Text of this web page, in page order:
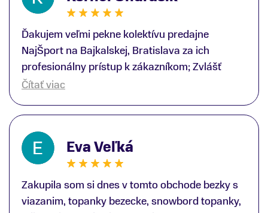
Ďakujem veľmi pekne kolektívu predajne
NajŠport na Bajkalskej, Bratislava za ich
profesionálny prístup k zákazníkom; Zvlášť
ďakujem špecialistovi Martinovi Gunišovi za
lyžiarskej obuvi, ako aj prilby.. všetko značka
Atomic; Pán Martin Guniš mi svojou
odbornosťou otvoril nové obzory a dozvedel
som sa, vďaka jeho profesionálnemu prístupu k
zákazníkovi, up-to-date informácie o nových
trendoch v lyžiarských technológiách; Z
Čítať viac
Eva Veľká
Zakupila som si dnes v tomto obchode bezky s
viazanim, topanky bezecke, snowbord topanky,